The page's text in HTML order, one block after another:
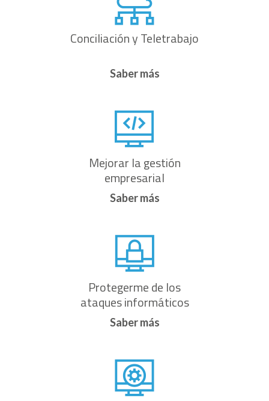
Conciliación y Teletrabajo
Saber más
Mejorar la gestión
empresarial
Saber más
Protegerme de los
ataques informáticos
Saber más